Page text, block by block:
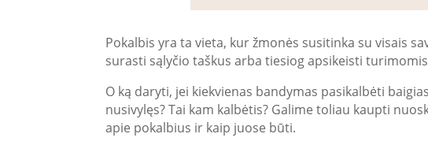
Pokalbis yra ta vieta, kur žmonės susitinka su visais
surasti sąlyčio taškus arba tiesiog apsikeisti
O ką daryti, jei kiekvienas bandymas pasikalbėti
nusivylęs? Tai kam kalbėtis? Galime toliau kaupti
apie pokalbius ir kaip juose būti.